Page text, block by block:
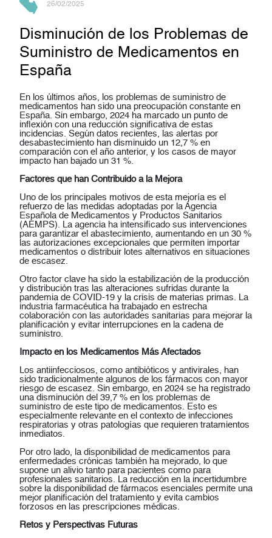
26/02/2025
Disminución de los Problemas de
Suministro de Medicamentos en
España
En los últimos años, los problemas de suministro de
medicamentos han sido una preocupación constante en
España. Sin embargo, 2024 ha marcado un punto de
inflexión con una reducción significativa de estas
incidencias. Según datos recientes, las alertas por
desabastecimiento han disminuido un 12,7 % en
comparación con el año anterior, y los casos de mayor
impacto han bajado un 31 %.
Factores que han Contribuido a la Mejora
Uno de los principales motivos de esta mejoría es el
refuerzo de las medidas adoptadas por la Agencia
Española de Medicamentos y Productos Sanitarios
(AEMPS). La agencia ha intensificado sus intervenciones
para garantizar el abastecimiento, aumentando en un 30 %
las autorizaciones excepcionales que permiten importar
medicamentos o distribuir lotes alternativos en situaciones
de escasez.
Otro factor clave ha sido la estabilización de la producción
y distribución tras las alteraciones sufridas durante la
pandemia de COVID-19 y la crisis de materias primas. La
industria farmacéutica ha trabajado en estrecha
colaboración con las autoridades sanitarias para mejorar la
planificación y evitar interrupciones en la cadena de
suministro.
Impacto en los Medicamentos Más Afectados
Los antiinfecciosos, como antibióticos y antivirales, han
sido tradicionalmente algunos de los fármacos con mayor
riesgo de escasez. Sin embargo, en 2024 se ha registrado
una disminución del 39,7 % en los problemas de
suministro de este tipo de medicamentos. Esto es
especialmente relevante en el contexto de infecciones
respiratorias y otras patologías que requieren tratamientos
inmediatos.
Por otro lado, la disponibilidad de medicamentos para
enfermedades crónicas también ha mejorado, lo que
supone un alivio tanto para pacientes como para
profesionales sanitarios. La reducción en la incertidumbre
sobre la disponibilidad de fármacos esenciales permite una
mejor planificación del tratamiento y evita cambios
forzosos en las prescripciones médicas.
Retos y Perspectivas Futuras